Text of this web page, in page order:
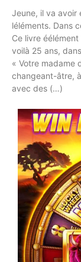
Jeune, il va avoir
léléments. Dans
Ce livre
voilà 25 ans,
« Votre madame
changeant-âtre,
avec des (…)